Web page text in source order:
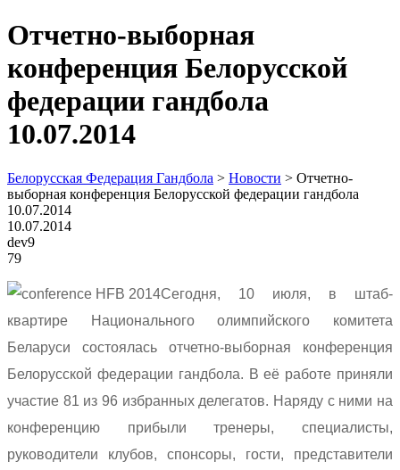
Отчетно-выборная
конференция Белорусской
федерации гандбола
10.07.2014
Белорусская Федерация Гандбола > Новости > Отчетно-
выборная конференция Белорусской федерации гандбола
10.07.2014
10.07.2014
dev9
79
Сегодня, 10 июля, в штаб-
квартире Национального олимпийского комитета
Беларуси состоялась отчетно-выборная конференция
Белорусской федерации гандбола. В её работе приняли
участие 81 из 96 избранных делегатов. Наряду с ними на
конференцию прибыли тренеры, специалисты,
руководители клубов, спонсоры, гости, представители